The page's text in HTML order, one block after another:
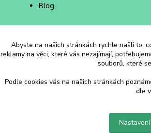
Blog
Abyste na našich stránkách rychle našli to,
reklamy na věci, které vás nezajímají,
souborů, které
Podle cookies vás na našich stránkách
dle
Nastavení